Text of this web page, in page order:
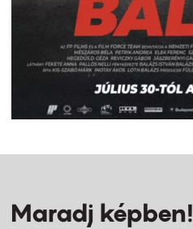
Maradj képben!